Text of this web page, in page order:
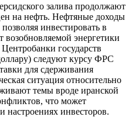
залива продолжают
на нефть. Нефтяные доходы
инвестировать в
энергетики
государств
следуют курсу ФРС
для сдерживания
ситуация относительно
темы вроде иранской
что может
настроениях инвесторов.